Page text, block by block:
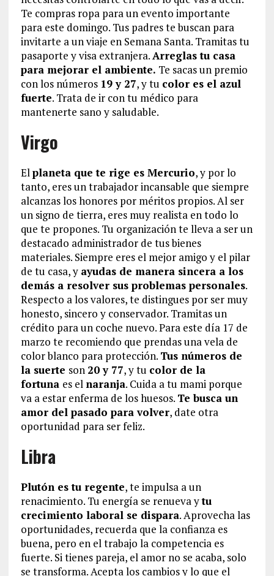
Te compras ropa para un evento importante
para este domingo. Tus padres te buscan para
invitarte a un viaje en Semana Santa. Tramitas tu
pasaporte y visa extranjera.Arreglas tu casa
para mejorar el ambiente. Te sacas un premio
con los números 19 y 27, y tu color es el azul
fuerte. Trata de ir con tu médico para
mantenerte sano y saludable.
Virgo
Elplaneta que te rige es Mercurio, y por lo
tanto, eres un trabajador incansable que siempre
alcanzas los honores por méritos propios. Al ser
un signo de tierra, eres muy realista en todo lo
que te propones. Tu organización te lleva a ser un
destacado administrador de tus bienes
materiales. Siempre eres el mejor amigo y el pilar
de tu casa, y ayudas de manera sincera a los
demás a resolver sus problemas personales.
Respecto a los valores, te distingues por ser muy
honesto, sincero y conservador. Tramitas un
crédito para un coche nuevo. Para este día 17 de
marzo te recomiendo que prendas una vela de
color blanco para protección. Tus números de
la suerte son 20 y 77, y tu color de la
fortuna es el naranja. Cuida a tu mami porque
va a estar enferma de los huesos. Te busca un
amor del pasado para volver, date otra
oportunidad para ser feliz.
Libra
Plutón es tu regente, te impulsa a un
renacimiento. Tu energía se renueva ytu
crecimiento laboral se dispara. Aprovecha las
oportunidades, recuerda que la confianza es
buena, pero en el trabajo la competencia es
fuerte. Si tienes pareja, el amor no se acaba, solo
se transforma. Acepta los cambios y lo que el